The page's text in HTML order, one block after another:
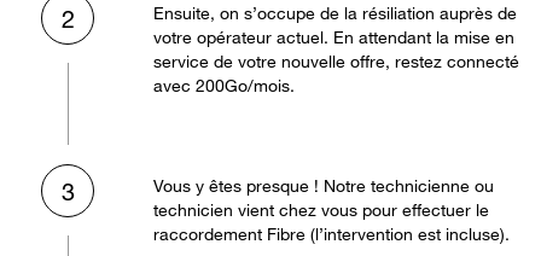
2
Ensuite, on s’occupe de la résiliation auprès de
votre opérateur actuel. En attendant la mise en
service de votre nouvelle offre, restez connecté
avec 200Go/mois.
3
Vous y êtes presque ! Notre technicienne ou
technicien vient chez vous pour effectuer le
raccordement Fibre (l’intervention est incluse).